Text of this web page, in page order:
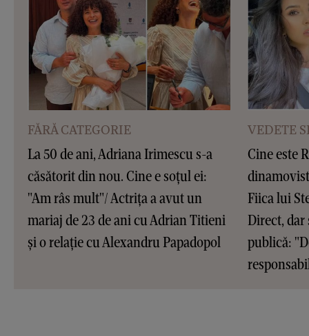
FĂRĂ CATEGORIE
La 50 de ani, Adriana Irimescu s-a
căsătorit din nou. Cine e soțul ei:
"Am râs mult"/ Actrița a avut un
mariaj de 23 de ani cu Adrian Titieni
și o relație cu Alexandru Papadopol
VEDETE
Cine este
Fiica lui
Direct, dar
publică: